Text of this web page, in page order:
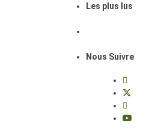
Les plus lus
Nous Suivre